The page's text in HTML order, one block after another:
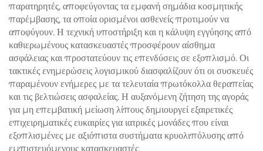
παρατηρητές, αποφεύγοντας τα εμφανή σημάδια κοσμητικής
παρέμβασης, τα οποία ορισμένοι ασθενείς προτιμούν να
αποφύγουν. Η τεχνική υποστήριξη και η κάλυψη εγγύησης από
καθιερωμένους κατασκευαστές προσφέρουν αίσθημα
ασφάλειας και προστατεύουν τις επενδύσεις σε εξοπλισμό. Οι
τακτικές ενημερώσεις λογισμικού διασφαλίζουν ότι οι συσκευές
παραμένουν ενήμερες με τα τελευταία πρωτόκολλα θεραπείας
και τις βελτιώσεις ασφαλείας. Η αυξανόμενη ζήτηση της αγοράς
για μη επεμβατική μείωση λίπους δημιουργεί εξαιρετικές
επιχειρηματικές ευκαιρίες για ιατρικές μονάδες που είναι
εξοπλισμένες με αξιόπιστα συστήματα κρυολιπόλυσης από
εμπιστευόμενους κατασκευαστές.